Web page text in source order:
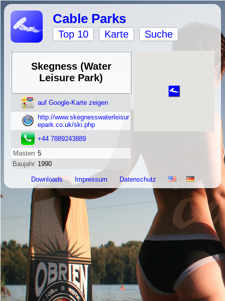
Cable Parks
Top 10 Karte Suche
Skegness (Water
Leisure Park)
auf Google-Karte zeigen
http://www.skegnesswaterleisur
epark.co.uk/ski.php
+44 7889243889
Masten 5
Baujahr 1990
Downloads Impressum Datenschutz